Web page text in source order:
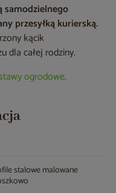
samodzielnego
przesyłką kurierską.
kącik
dla całej rodziny.
ogrodowe.
stalowe malowane